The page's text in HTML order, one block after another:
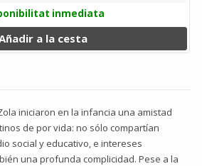
inmediata
a la cesta
iniciaron en la infancia una amistad
de por vida: no sólo compartían
social y educativo, e intereses
una profunda complicidad. Pese a la